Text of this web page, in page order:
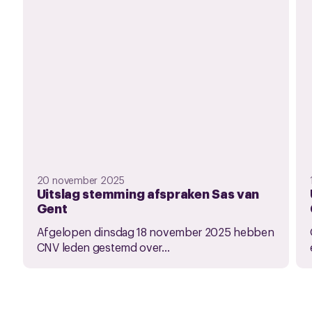
20 november 2025
Uitslag stemming afspraken Sas van
Gent
Afgelopen dinsdag 18 november 2025 hebben
CNV leden gestemd over...